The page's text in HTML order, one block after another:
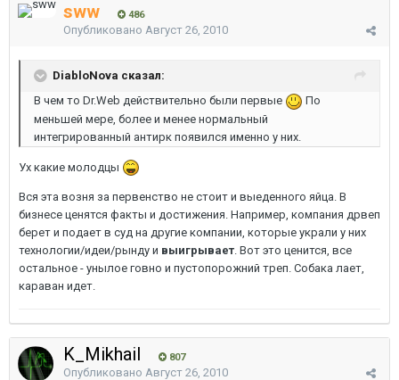
sww 486
Опубликовано Август 26, 2010
DiabloNova сказал:
В чем то Dr.Web действительно были первые
По
меньшей мере, более и менее нормальный
интегрированный антирк появился именно у них.
Ух какие молодцы
Вся эта возня за первенство не стоит и выеденного яйца. В
бизнесе ценятся факты и достижения. Например, компания дрвеп
берет и подает в суд на другие компании, которые украли у них
технологии/идеи/рынду и выигрывает. Вот это ценится, все
остальное - унылое говно и пустопорожний треп. Собака лает,
караван идет.
K_Mikhail 807
Опубликовано Август 26, 2010